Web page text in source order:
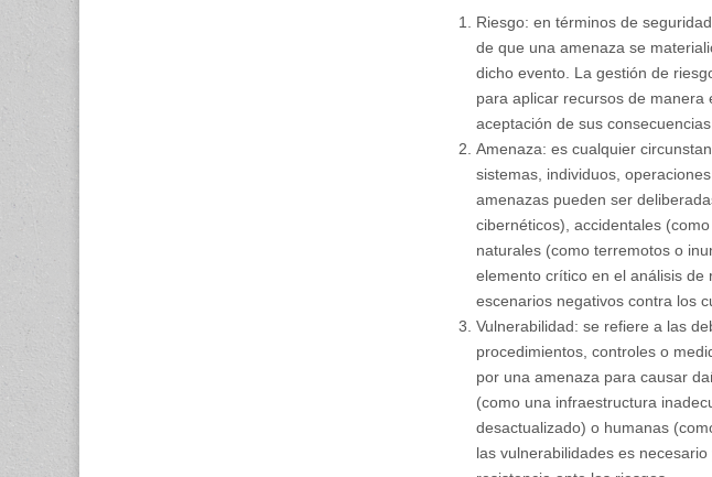
Riesgo: en términos de
de que una amenaza se
dicho evento. La gestión de
para aplicar recursos de manera
aceptación de sus consecuencias.
Amenaza: es cualquier
sistemas, individuos,
amenazas pueden ser
cibernéticos), accidentales
naturales (como terremotos o
elemento crítico en el análisis
escenarios negativos contra los
Vulnerabilidad: se refiere a las
procedimientos, controles o
por una amenaza para causar
(como una infraestructura
desactualizado) o humanas
las vulnerabilidades es